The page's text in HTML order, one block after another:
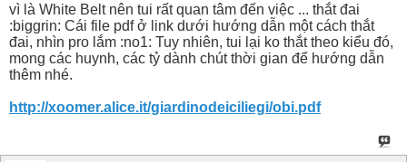
vì là White Belt nên tui rất quan tâm đến việc ... thắt đai
:biggrin: Cái file pdf ở link dưới hướng dẫn một cách thắt
đai, nhìn pro lắm :no1: Tuy nhiên, tui lại ko thắt theo kiểu đó,
mong các huynh, các tỷ dành chút thời gian để hướng dẫn
thêm nhé.
http://xoomer.alice.it/giardinodeiciliegi/obi.pdf